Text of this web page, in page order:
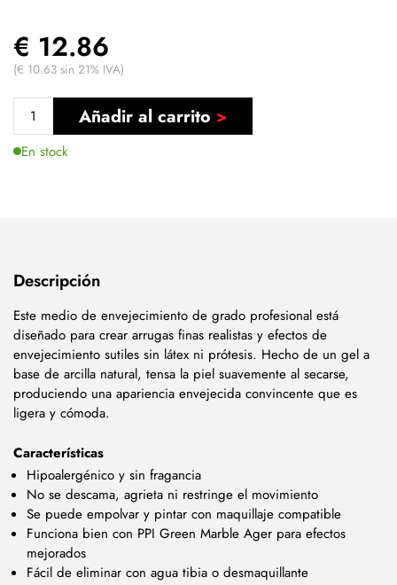
€ 12.86
(€ 10.63 sin 21% IVA)
Añadir al carrito
En stock
Descripción
Este medio de envejecimiento de grado profesional está
diseñado para crear arrugas finas realistas y efectos de
envejecimiento sutiles sin látex ni prótesis. Hecho de un gel a
base de arcilla natural, tensa la piel suavemente al secarse,
produciendo una apariencia envejecida convincente que es
ligera y cómoda.
Características
Hipoalergénico y sin fragancia
No se descama, agrieta ni restringe el movimiento
Se puede empolvar y pintar con maquillaje compatible
Funciona bien con PPI Green Marble Ager para efectos
mejorados
Fácil de eliminar con agua tibia o desmaquillante